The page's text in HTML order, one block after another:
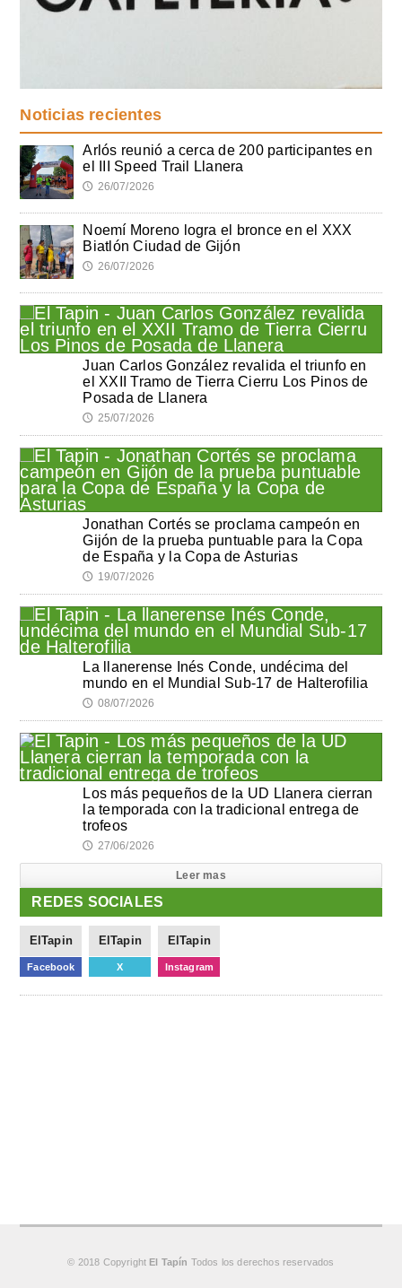
Noticias recientes
Arlós reunió a cerca de 200 participantes en
el III Speed Trail Llanera
🕔 26/07/2026
Noemí Moreno logra el bronce en el XXX
Biatlón Ciudad de Gijón
🕔 26/07/2026
Juan Carlos González revalida el triunfo en
el XXII Tramo de Tierra Cierru Los Pinos de
Posada de Llanera
🕔 25/07/2026
Jonathan Cortés se proclama campeón en
Gijón de la prueba puntuable para la Copa
de España y la Copa de Asturias
🕔 19/07/2026
La llanerense Inés Conde, undécima del
mundo en el Mundial Sub-17 de Halterofilia
🕔 08/07/2026
Los más pequeños de la UD Llanera cierran
la temporada con la tradicional entrega de
trofeos
🕔 27/06/2026
Leer mas
REDES SOCIALES
ElTapin
Facebook
ElTapin
X
ElTapin
Instagram
© 2018 Copyright El Tapín Todos los derechos reservados